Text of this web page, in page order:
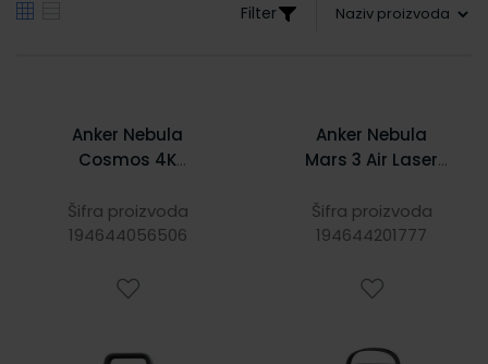
Filter
Anker Nebula
Cosmos 4K
projektor, DLP, 4K
UHD, 0,47", HDMI,
(D2342211)
Šifra proizvoda
194644056506
Anker Nebula
Mars 3 Air Laser
projektor, DLP 0,23
DMD, FHD, 16:9,
AUX-OUT, Google
Šifra proizvoda
194644201777